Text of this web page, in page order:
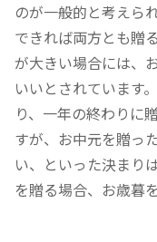
のが一般的と考えら
できれば両方とも贈
が大きい場合には、
いいとされています
り、一年の終わりに
すが、お中元を贈っ
い、といった決まり
を贈る場合、お歳暮